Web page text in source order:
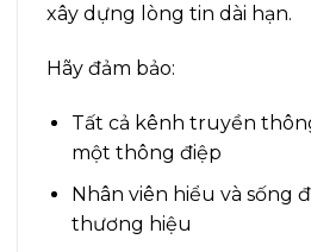
xây dựng lòng tin dài hạn.
Hãy đảm bảo:
Tất cả kênh truyền
một thông điệp
Nhân viên hiểu và sống
thương hiệu